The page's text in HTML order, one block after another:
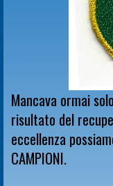
Mancava ormai
risultato del
eccellenza
CAMPIONI.